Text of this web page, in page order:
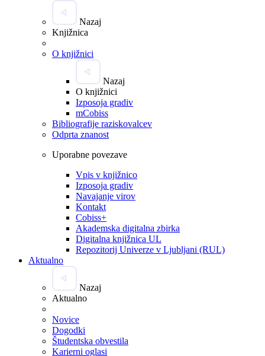
Nazaj
Knjižnica
O knjižnici
Nazaj
O knjižnici
Izposoja gradiv
mCobiss
Bibliografije raziskovalcev
Odprta znanost
Uporabne povezave
Vpis v knjižnico
Izposoja gradiv
Navajanje virov
Kontakt
Cobiss+
Akademska digitalna zbirka
Digitalna knjižnica UL
Repozitorij Univerze v Ljubljani (RUL)
Aktualno
Nazaj
Aktualno
Novice
Dogodki
Študentska obvestila
Karierni oglasi